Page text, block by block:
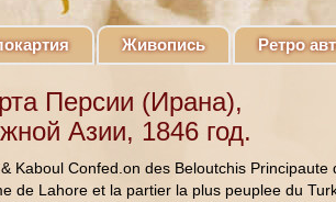
Живопись Ретро
Персии (Ирана),
Азии, 1846 год.
Kaboul Confed.on des Beloutchis Principaute
de Lahore et la partier la plus peuplee du